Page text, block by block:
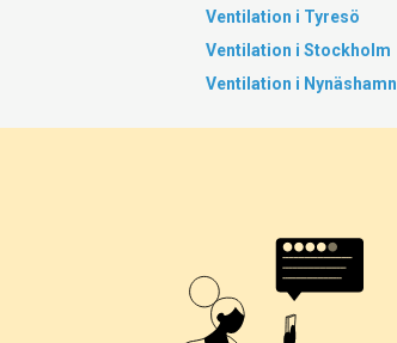
Ventilation i Tyresö
Ventilation i Stockholm
Ventilation i Nynäshamn